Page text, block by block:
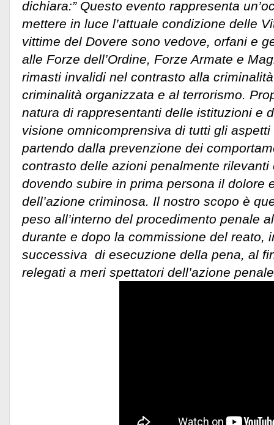
dichiara:” Questo evento rappresenta
mettere in luce l’attuale condizione delle
vittime del Dovere sono vedove, orfani e
alle Forze dell’Ordine, Forze Armate e
rimasti invalidi nel contrasto alla
criminalità organizzata e al terrorismo.
natura di rappresentanti delle istituzioni e
visione omnicomprensiva di tutti gli
partendo dalla prevenzione dei
contrasto delle azioni penalmente
dovendo subire in prima persona il dolore
dell’azione criminosa. Il nostro scopo è
peso all’interno del procedimento penale
durante e dopo la commissione del reato,
successiva di esecuzione della pena, al
relegati a meri spettatori dell’azione